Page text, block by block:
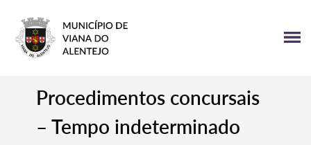
Procedimentos concursais
– Tempo indeterminado